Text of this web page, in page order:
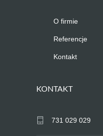
O firmie
Referencje
Kontakt
KONTAKT
731 029 029